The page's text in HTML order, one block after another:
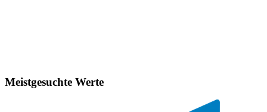
Meistgesuchte Werte